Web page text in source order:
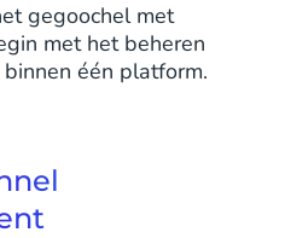
gegoochel met
met het beheren
één platform.